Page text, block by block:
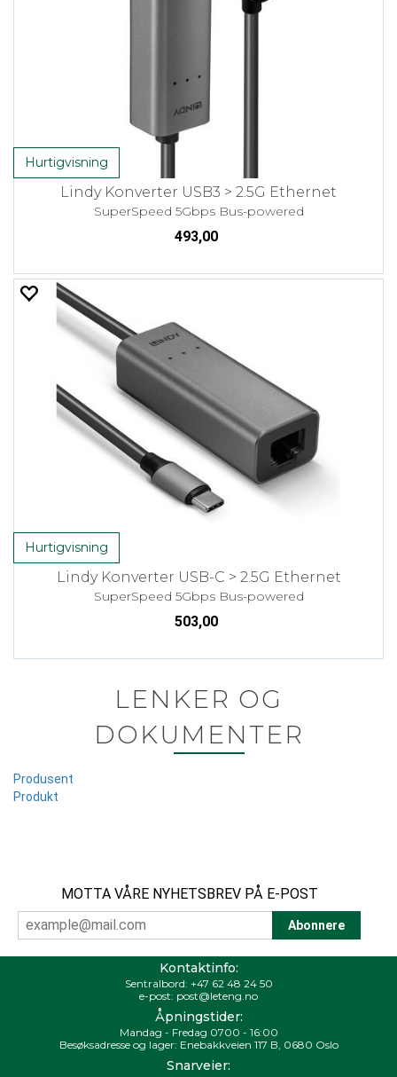
Hurtigvisning
Lindy Konverter USB3 > 2.5G Ethernet
SuperSpeed 5Gbps Bus-powered
493,00
Hurtigvisning
Lindy Konverter USB-C > 2.5G Ethernet
SuperSpeed 5Gbps Bus-powered
503,00
LENKER OG
DOKUMENTER
Produsent
Produkt
MOTTA VÅRE NYHETSBREV PÅ E-POST
Kontaktinfo:
Sentralbord: +47 62 48 24 50
e-post: post@leteng.no
Åpningstider:
Mandag - Fredag 0700 - 16:00
Besøksadresse og lager: Enebakkveien 117 B, 0680 Oslo
Snarveier: